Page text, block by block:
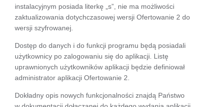
instalacyjnym posiada literkę „s”, nie ma możliwości
zaktualizowania dotychczasowej wersji Ofertowanie 2 do
wersji szyfrowanej.
Dostęp do danych i do funkcji programu będą posiadali
użytkownicy po zalogowaniu się do aplikacji. Listę
uprawnionych użytkowników aplikacji będzie definiował
administrator aplikacji Ofertowanie 2.
Dokładny opis nowych funkcjonalności znajdą Państwo